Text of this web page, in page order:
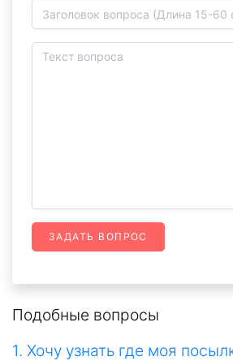
ЗАДАТЬ ВОПРОС
Подобные вопросы
1. Хочу узнать где моя